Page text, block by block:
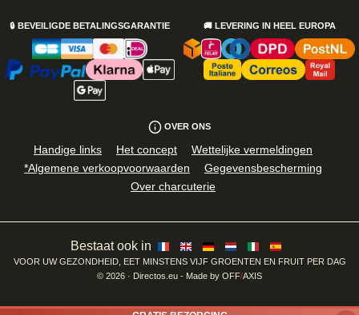
🔒 BEVEILIGDE BETALINGSGARANTIE 🚚 LEVERING IN HEEL EUROPA
OVER ONS
Handige links Het concept
Wettelijke vermeldingen
*Algemene verkoopvoorwaarden
Gegevensbescherming
Over charcuterie
Bestaat ook in
VOOR UW GEZONDHEID, EET MINSTENS VIJF GROENTEN EN FRUIT PER DAG
© 2026 · Directos.eu - Made by OFF/AXIS